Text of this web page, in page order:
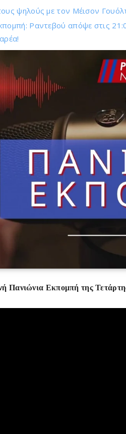
ψηλούς με τον Μέισον
Ραντεβού απόψε στις
Πανιώνια Εκπομπή της